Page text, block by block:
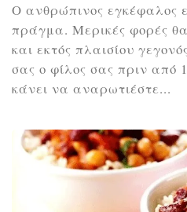
Ο ανθρώπινος εγκέφαλος
πράγμα. Μερικές φορές
και εκτός πλαισίου
σας ο φίλος σας πριν από
κάνει να αναρωτιέστε...